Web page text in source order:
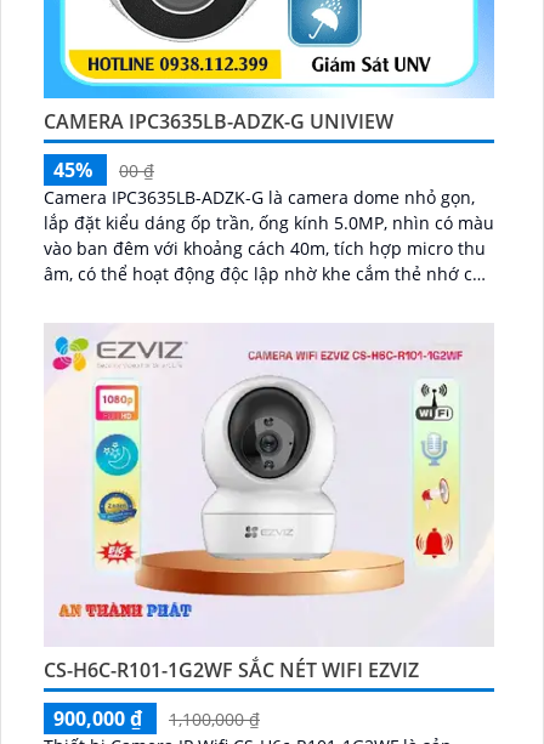
CAMERA IPC3635LB-ADZK-G UNIVIEW
45%
00 ₫
Camera IPC3635LB-ADZK-G là camera dome nhỏ gọn,
lắp đặt kiểu dáng ốp trần, ống kính 5.0MP, nhìn có màu
vào ban đêm với khoảng cách 40m, tích hợp micro thu
âm, có thể hoạt động độc lập nhờ khe cắm thẻ nhớ có
CS-H6C-R101-1G2WF SẮC NÉT WIFI EZVIZ
900,000 ₫
1,100,000 ₫